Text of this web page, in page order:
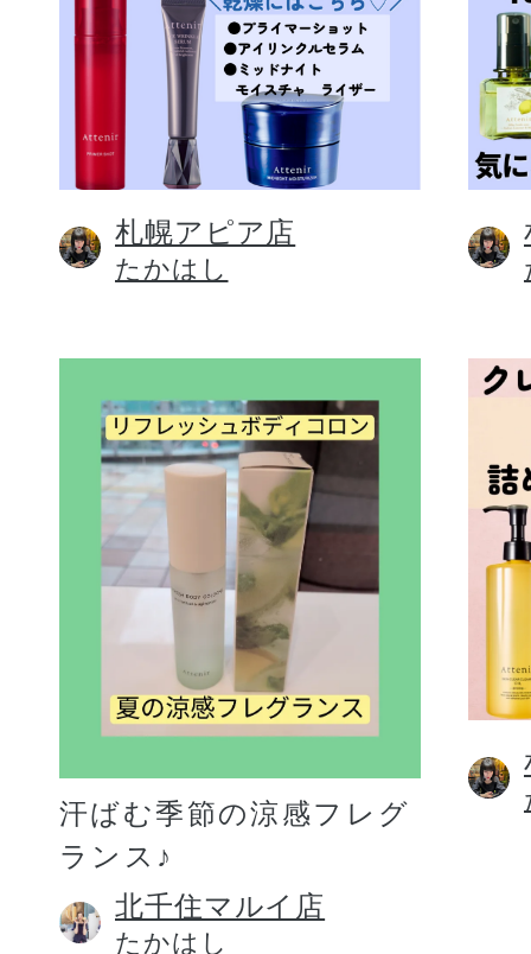
札幌アピア店
たかはし
汗ばむ季節の涼感フレグ
ランス♪
北千住マルイ店
たかはし